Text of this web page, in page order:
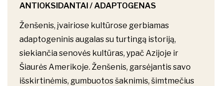
ANTIOKSIDANTAI / ADAPTOGENAS
Ženšenis, įvairiose kultūrose gerbiamas
adaptogeninis augalas su turtingą istoriją,
siekiančia senovės kultūras, ypač Azijoje ir
Šiaurės Amerikoje. Ženšenis, garsėjantis savo
išskirtinėmis, gumbuotos šaknimis, šimtmečius